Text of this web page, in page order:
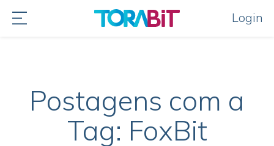
Login
Postagens com a
Tag: FoxBit